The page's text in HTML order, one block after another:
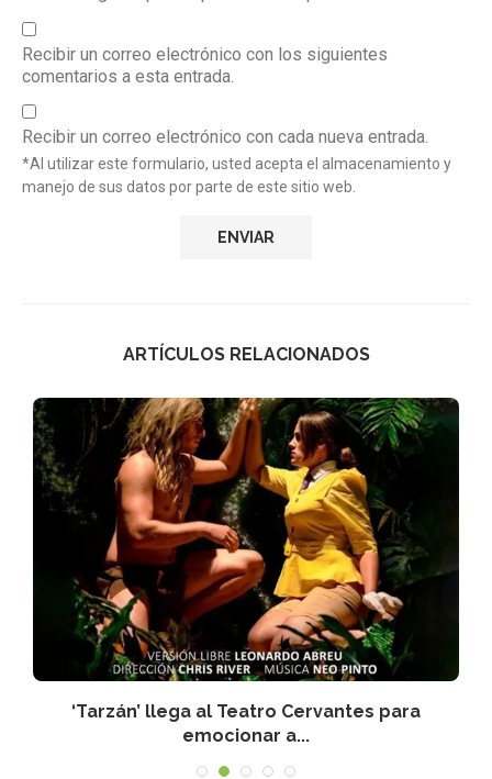
Recibir un correo electrónico con los siguientes
comentarios a esta entrada.
Recibir un correo electrónico con cada nueva entrada.
*Al utilizar este formulario, usted acepta el almacenamiento y
manejo de sus datos por parte de este sitio web.
ARTÍCULOS RELACIONADOS
‘Tarzán’ llega al Teatro Cervantes para
emocionar a...